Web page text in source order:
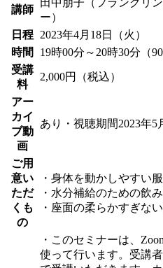
講師
田中朋子（フランクリ
ー）
日程 2023年4月18日（火）
時間
19時00分～20時30分（
受講
料
2,000円（税込）
アー
カイ
ブ動
画
あり・視聴期間2023年5
ご用
意い
ただ
くも
の
・身体を動かしやすい
・水分補給のための飲
・座面の柔らかすぎな
・このセミナーは、
使って行います。受講